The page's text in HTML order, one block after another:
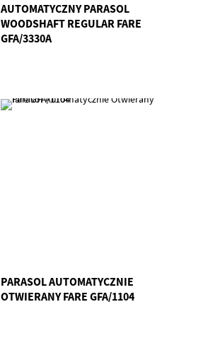
AUTOMATYCZNY PARASOL
WOODSHAFT REGULAR FARE
GFA/3330A
PARASOL AUTOMATYCZNIE
OTWIERANY FARE GFA/1104